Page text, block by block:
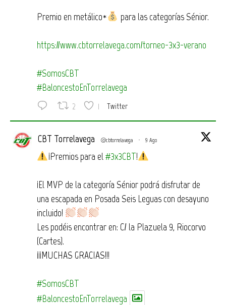
Premio en metálico* para las categorías Sénior.
https://www.cbtorrelavega.com/torneo-3x3-verano
#SomosCBT
#BaloncestoEnTorrelavega
2 1 Twitter
CBT Torrelavega @cbtorrelavega · 9 Ago
¡Premios para el#3x3CBT!
¡El MVP de la categoría Sénior podrá disfrutar de
una escapada en Posada Seis Leguas con desayuno
incluido!
Les podéis encontrar en: C/ la Plazuela 9, Riocorvo
(Cartes).
¡¡¡MUCHAS GRACIAS!!!
#SomosCBT
#BaloncestoEnTorrelavega